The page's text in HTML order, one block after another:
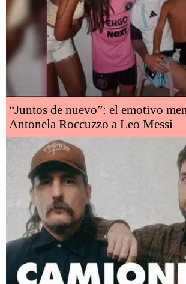
“Juntos de nuevo”: el emotivo
Antonela Roccuzzo a Leo Messi